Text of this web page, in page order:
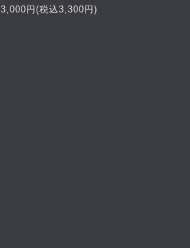
3,000円(税込3,300円)